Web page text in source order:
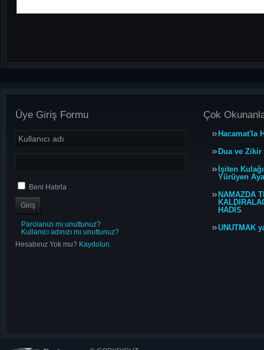
Üye Giriş Formu
Beni Hatırla
Parolanızı mı unuttunuz?
Kullanıcı adınızı mı unuttunuz?
Hesabınız Yok mu? Kaydolun.
Çok
Hacamat'la
Dua ve
İşiten
Yürüyen
NAMAZDA
HADİS
UNUTMAK